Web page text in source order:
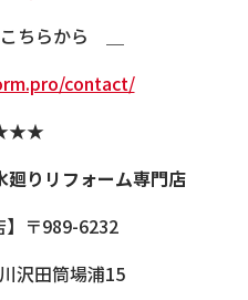
ちらから ＿
contact/
廻りリフォーム専門店
】〒989-6232
沢田筒場浦15